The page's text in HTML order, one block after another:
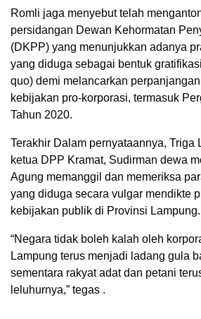
Romli jaga menyebut telah
persidangan Dewan Kehormatan
(DKPP) yang menunjukkan adanya
yang diduga sebagai bentuk
quo) demi melancarkan
kebijakan pro-korporasi, termasuk
Tahun 2020.
Terakhir Dalam pernyataannya, Triga
ketua DPP Kramat, Sudirman dewa
Agung memanggil dan memeriksa
yang diduga secara vulgar mendikte
kebijakan publik di Provinsi Lampung.
“Negara tidak boleh kalah oleh
Lampung terus menjadi ladang gula
sementara rakyat adat dan petani
leluhurnya,” tegas .